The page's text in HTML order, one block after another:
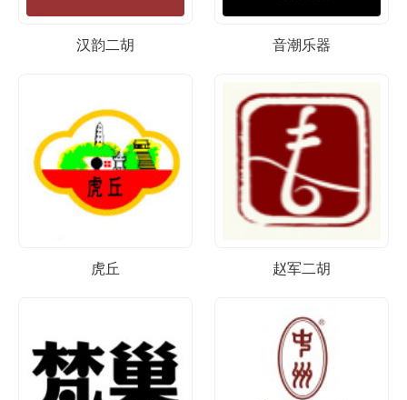
汉韵二胡 音潮乐器
虎丘 赵军二胡